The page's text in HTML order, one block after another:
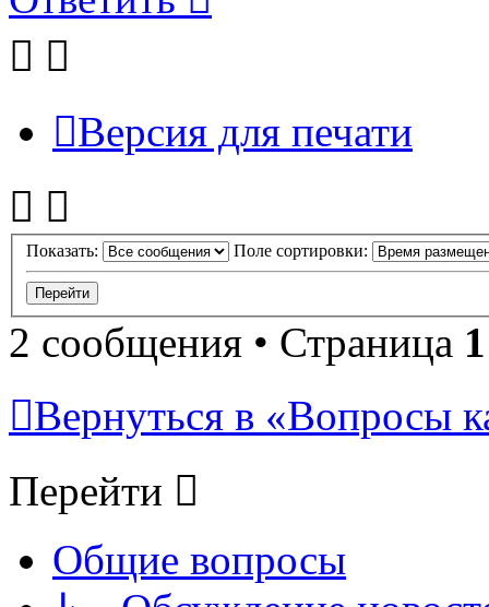
Версия для печати
Показать: Поле сортировки:
2 сообщения • Страница 1
Вернуться в «Вопросы
Перейти
Общие вопросы